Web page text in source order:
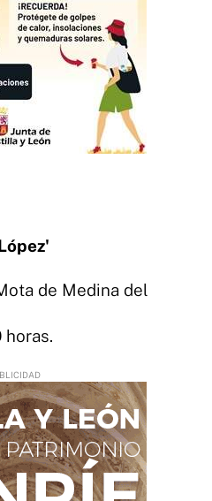
de Medina del
horas.